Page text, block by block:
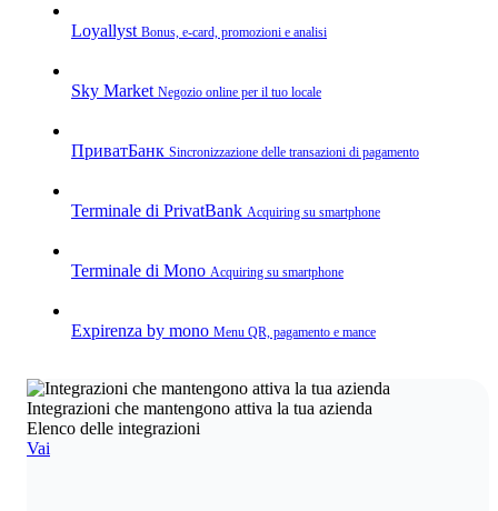
Loyallyst Bonus, e‑card, promozioni e analisi
Sky Market Negozio online per il tuo locale
ПриватБанк Sincronizzazione delle transazioni di pagamento
Terminale di PrivatBank Acquiring su smartphone
Terminale di Mono Acquiring su smartphone
Expirenza by mono Menu QR, pagamento e mance
Integrazioni che mantengono attiva la tua azienda
Elenco delle integrazioni
Vai